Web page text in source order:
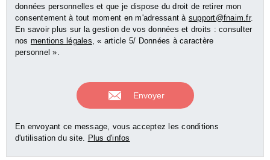
données personnelles et que je dispose du droit de retirer mon
consentement à tout moment en m'adressant à support@fnaim.fr.
En savoir plus sur la gestion de vos données et droits : consulter
nos mentions légales , « article 5/ Données à caractère
personnel ».
En envoyant ce message, vous acceptez les conditions
d'utilisation du site. Plus d'infos